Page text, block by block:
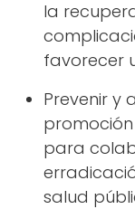
la
favorecer
Prevenir y
para
salud